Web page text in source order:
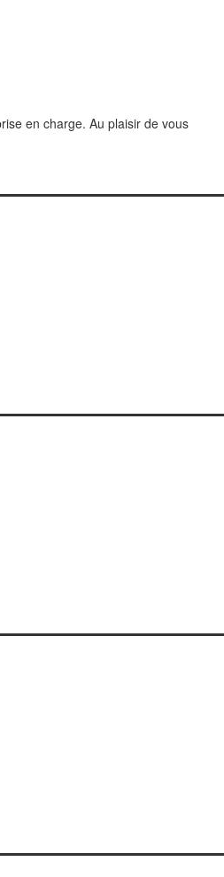
en charge. Au plaisir de vous